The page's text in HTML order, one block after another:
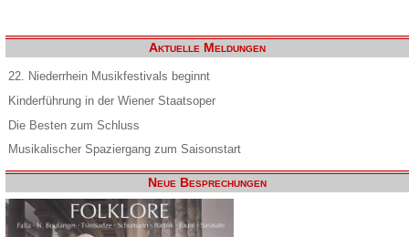
Aktuelle Meldungen
22. Niederrhein Musikfestivals beginnt
Kinderführung in der Wiener Staatsoper
Die Besten zum Schluss
Musikalischer Spaziergang zum Saisonstart
Neue Besprechungen